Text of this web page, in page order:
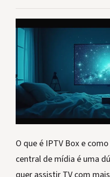
O que é IPTV Box e
central de mídia é uma